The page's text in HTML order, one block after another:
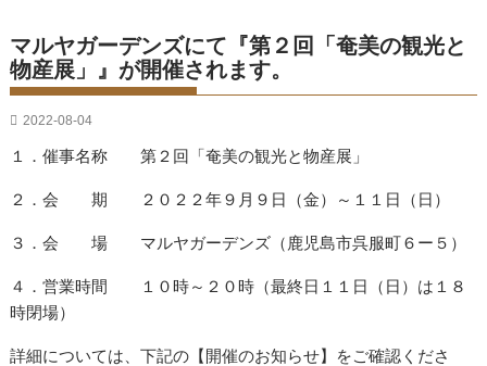
マルヤガーデンズにて『第２回「奄美の観光と
物産展」』が開催されます。
2022-08-04
１．催事名称 第２回「奄美の観光と物産展」
２．会 期 ２０２２年９月９日（金）～１１日（日）
３．会 場 マルヤガーデンズ（鹿児島市呉服町６ー５）
４．営業時間 １０時～２０時（最終日１１日（日）は１８
時閉場）
詳細については、下記の【開催のお知らせ】をご確認くださ